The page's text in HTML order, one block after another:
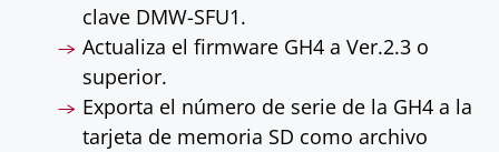
clave DMW-SFU1.
Actualiza el firmware GH4 a Ver.2.3 o
superior.
Exporta el número de serie de la GH4 a la
tarjeta de memoria SD como archivo